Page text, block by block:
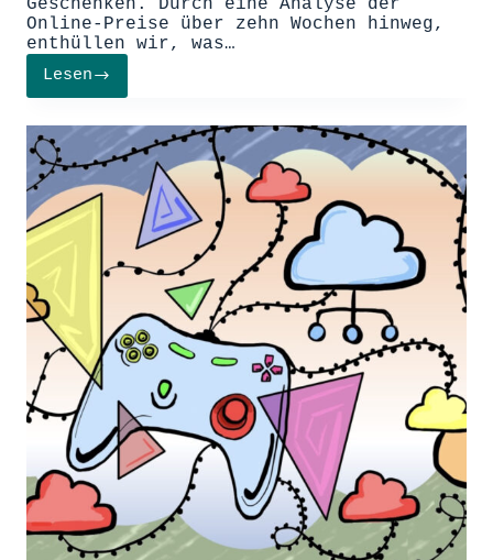
Geschenken. Durch eine Analyse der
Online-Preise über zehn Wochen hinweg,
enthüllen wir, was…
LesenPreisknaller
vor
man
richtig
spart!